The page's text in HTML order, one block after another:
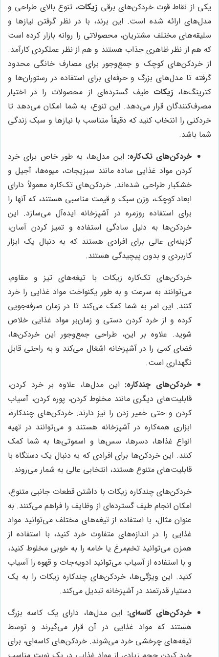
یکی از نقاط قوت خردکن‌های برقی زیکات، تنوع بالای طراحی و
مدل‌های ارائه شده است. این برند، با در نظر گرفتن نیازها و
سلیقه‌های مختلف مشتریان، محصولاتی را روانه بازار کرده است
که هم از نظر ظاهری جذاب هستند و هم از نظر عملکردی کارآمد.
از خردکن‌های کوچک و جمع‌وجور برای مصارف خانگی محدود
گرفته تا مدل‌های بزرگ و حرفه‌ای برای استفاده در رستوران‌ها و
کترینگ‌ها،زیکات طیف گسترده‌ای از محصولات را در اختیار
مصرف‌کنندگان قرار می‌دهد. این تنوع، به شما امکان می‌دهد تا
خردکنی را انتخاب کنید که دقیقاً متناسب با نیازها و سبک زندگی
شما باشد.
خردکن‌های تک‌کاره: این مدل‌ها، به طور خاص برای خرد
کردن مواد غذایی ساده مانند سبزیجات، میوه‌ها، آجیل و
خشکبار طراحی شده‌اند. خردکن‌های تک‌کاره معمولاً دارای
ابعاد کوچک، وزن سبک و قیمت مناسبی هستند، که آنها را
برای استفاده روزمره در آشپزخانه ایده‌آل می‌سازد. این
خردکن‌ها به دلیل سادگی استفاده و تمیز کردن آسان،
گزینه‌ای عالی برای افرادی هستند که به دنبال یک ابزار
کاربردی و بدون پیچیدگی هستند.
خردکن‌های تک‌کاره زیکات با تیغه‌های تیز و مقاوم،
می‌توانند به سرعت و به طور یکنواخت مواد غذایی را خرد
کنند. این امر به شما کمک می‌کند تا در زمان صرفه‌جویی
کرده و از خرد کردن دستی و زمان‌بر مواد غذایی خلاص
شوید. علاوه بر این، طراحی جمع‌وجور این خردکن‌ها،
فضای کمی را در آشپزخانه اشغال می‌کند و به راحتی قابل
نگهداری است.
خردکن‌های چندکاره: این مدل‌ها، علاوه بر خرد کردن،
قابلیت‌های دیگری مانند مخلوط کردن، پوره کردن، آسیاب
کردن و حتی خمیر زدن را نیز دارند. خردکن‌های چندکاره،
ابزاری همه‌کاره در آشپزخانه هستند و می‌توانند در تهیه
انواع غذاها، دسرها، سس‌ها و اسموتی‌ها به شما کمک
کنند. این خردکن‌ها برای افرادی که به دنبال یک دستگاه با
قابلیت‌های متنوع هستند، انتخابی عالی به شمار می‌روند.
خردکن‌های چندکاره زیکات با داشتن قطعات جانبی متنوع،
امکان انجام طیف گسترده‌ای از وظایف را فراهم می‌کنند. به
عنوان مثال، با استفاده از تیغه‌های مختلف می‌توانید مواد
غذایی را در اندازه‌های متفاوت خرد کنید، با استفاده از
همزن می‌توانید تخم‌مرغ یا خامه را به خوبی مخلوط کنید،
و با استفاده از آسیاب می‌توانید ادویه‌جات و قهوه را آسیاب
کنید. این ویژگی‌ها، خردکن‌های چندکاره زیکات را به یک
دستیار قدرتمند در آشپزخانه تبدیل می‌کند.
خردکن‌های کاسه‌ای: این مدل‌ها، دارای یک کاسه بزرگ
هستند که مواد غذایی در آن قرار می‌گیرند و توسط
تیغه‌های چرخشی خرد می‌شوند. خردکن‌های کاسه‌ای، برای